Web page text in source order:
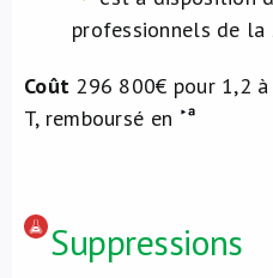
professionnels de la
Coût 296 800€ pour 1,2
T, remboursé en
Suppressions